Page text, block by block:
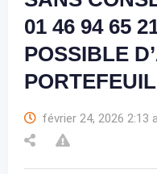
01 46 94 65
POSSIBLE
février 24, 2026 2:13